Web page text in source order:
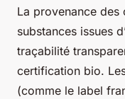
La provenance
substances issues
traçabilité
certification bio.
(comme le label